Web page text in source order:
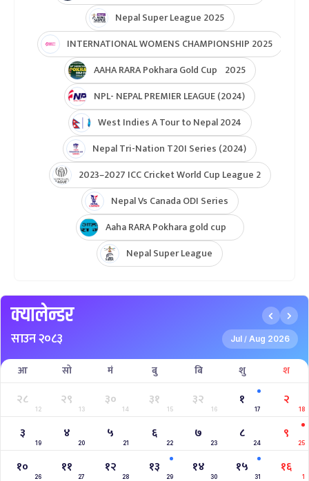
Nepal Super League 2025
INTERNATIONAL WOMENS CHAMPIONSHIP 2025
AAHA RARA Pokhara Gold Cup 2025
NPL- NEPAL PREMIER LEAGUE (2024)
West Indies A Tour to Nepal 2024
Nepal Tri-Nation T20I Series (2024)
2023–2027 ICC Cricket World Cup League 2
Nepal Vs Canada ODI Series
Aaha RARA Pokhara gold cup
Nepal Super League
क्यालेन्डर
साउन २०८३ Jul / Aug 2026
आ सो मं बु बि शु श
२८
12
२९
13
३०
14
३१
15
३२
16
१
17
२
18
३
19
४
20
५
21
६
22
७
23
८
24
९
25
१०
26
११
27
१२
28
१३
29
१४
30
१५
31
१६
1